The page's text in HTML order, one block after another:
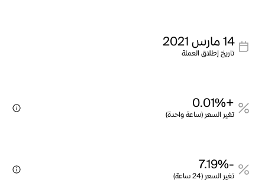
14 مارس 2021
تاريخ إطلاق العملة
+0.01%
تغير السعر (ساعة واحدة)
-7.19%
تغير السعر (24 ساعة)